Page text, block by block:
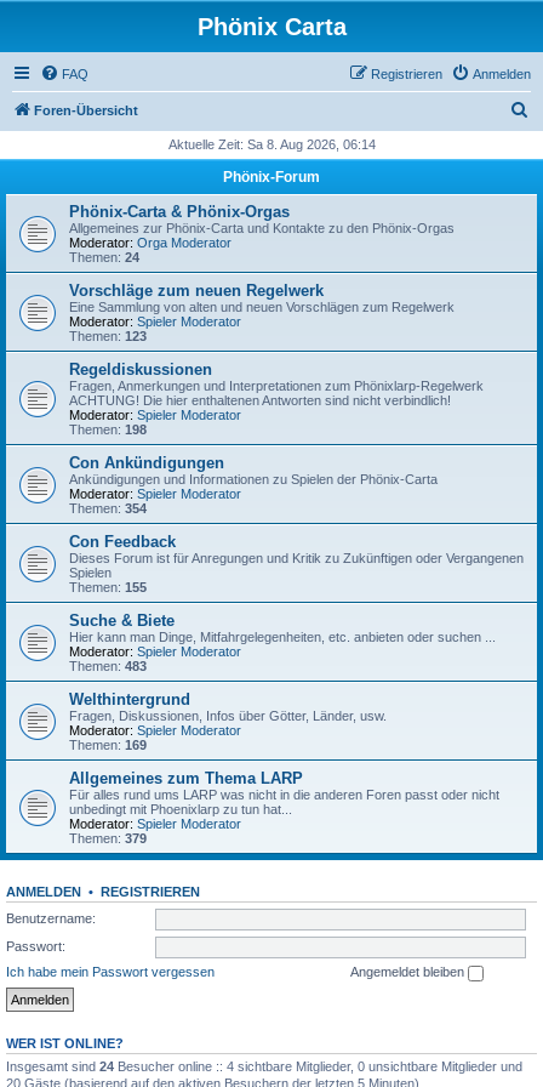
Phönix Carta
FAQ Anmelden
Registrieren
Foren-Übersicht
h
Aktuelle Zeit: Sa 8. Aug 2026, 06:14
Phönix-Forum
Phönix-Carta & Phönix-Orgas
Allgemeines zur Phönix-Carta und Kontakte zu den Phönix-Orgas
Moderator: Orga Moderator
Themen: 24
Vorschläge zum neuen Regelwerk
Eine Sammlung von alten und neuen Vorschlägen zum Regelwerk
Moderator: Spieler Moderator
Themen: 123
Regeldiskussionen
Fragen, Anmerkungen und Interpretationen zum Phönixlarp-Regelwerk
ACHTUNG! Die hier enthaltenen Antworten sind nicht verbindlich!
Moderator: Spieler Moderator
Themen: 198
Con Ankündigungen
Ankündigungen und Informationen zu Spielen der Phönix-Carta
Moderator: Spieler Moderator
Themen: 354
Con Feedback
Dieses Forum ist für Anregungen und Kritik zu Zukünftigen oder Vergangenen
Spielen
Themen: 155
Suche & Biete
Hier kann man Dinge, Mitfahrgelegenheiten, etc. anbieten oder suchen ...
Moderator: Spieler Moderator
Themen: 483
Welthintergrund
Fragen, Diskussionen, Infos über Götter, Länder, usw.
Moderator: Spieler Moderator
Themen: 169
Allgemeines zum Thema LARP
Für alles rund ums LARP was nicht in die anderen Foren passt oder nicht
unbedingt mit Phoenixlarp zu tun hat...
Moderator: Spieler Moderator
Themen: 379
ANMELDEN • REGISTRIEREN
Benutzername:
Passwort:
Ich habe mein Passwort vergessen
Angemeldet bleiben
WER IST ONLINE?
Insgesamt sind 24 Besucher online :: 4 sichtbare Mitglieder, 0 unsichtbare Mitglieder und
20 Gäste (basierend auf den aktiven Besuchern der letzten 5 Minuten)